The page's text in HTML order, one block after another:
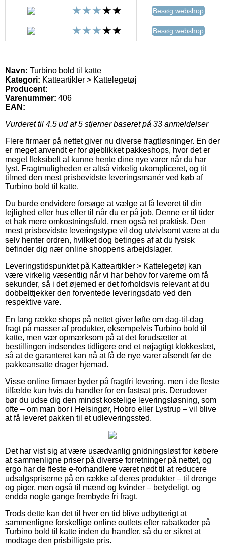
Besøg webshop
Besøg webshop
Navn: Turbino bold til katte
Kategori: Katteartikler > Kattelegetøj
Producent:
Varenummer: 406
EAN:
Vurderet til 4.5 ud af 5 stjerner baseret på 33 anmeldelser
Flere firmaer på nettet giver nu diverse fragtløsninger. En der
er meget anvendt er for øjeblikket pakkeshops, hvor det er
meget fleksibelt at kunne hente dine nye varer når du har
lyst. Fragtmuligheden er altså virkelig ukompliceret, og tit
tilmed den mest prisbevidste leveringsmanér ved køb af
Turbino bold til katte.
Du burde endvidere forsøge at vælge at få leveret til din
lejlighed eller hus eller til når du er på job. Denne er til tider
et hak mere omkostningsfuld, men også ret praktisk. Den
mest prisbevidste leveringstype vil dog utvivlsomt være at du
selv henter ordren, hvilket dog betinges af at du fysisk
befinder dig nær online shoppens arbejdslager.
Leveringstidspunktet på Katteartikler > Kattelegetøj kan
være virkelig væsentlig når vi har behov for varerne om få
sekunder, så i det øjemed er det forholdsvis relevant at du
dobbelttjekker den forventede leveringsdato ved den
respektive vare.
En lang række shops på nettet giver løfte om dag-til-dag
fragt på masser af produkter, eksempelvis Turbino bold til
katte, men vær opmærksom på at det forudsætter at
bestillingen indsendes tidligere end et nøjagtigt klokkeslæt,
så at de garanteret kan nå at få de nye varer afsendt før de
pakkeansatte drager hjemad.
Visse online firmaer byder på fragtfri levering, men i de fleste
tilfælde kun hvis du handler for en fastsat pris. Derudover
bør du udse dig den mindst kostelige leveringsløsning, som
ofte – om man bor i Helsingør, Hobro eller Lystrup – vil blive
at få leveret pakken til et udleveringssted.
Det har vist sig at være usædvanlig gnidningsløst for købere
at sammenligne priser på diverse forretninger på nettet, og
ergo har de fleste e-forhandlere været nødt til at reducere
udsalgspriserne på en række af deres produkter – til drenge
og piger, men også til mænd og kvinder – betydeligt, og
endda nogle gange frembyde fri fragt.
Trods dette kan det til hver en tid blive udbytterigt at
sammenligne forskellige online outlets efter rabatkoder på
Turbino bold til katte inden du handler, så du er sikret at
modtage den prisbilligste pris.